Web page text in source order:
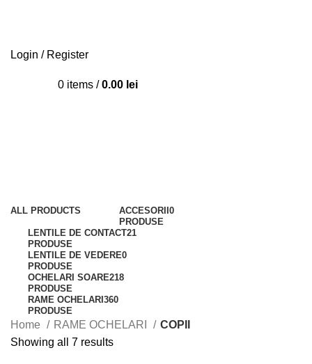
Login / Register
0 items / 0.00 lei
ALL PRODUCTS ACCESORII 0
PRODUSE
LENTILE DE CONTACT21
PRODUSE
LENTILE DE VEDERE0
PRODUSE
OCHELARI SOARE218
PRODUSE
RAME OCHELARI 360
PRODUSE
Home RAME OCHELARI
COPII
Showing all 7 results